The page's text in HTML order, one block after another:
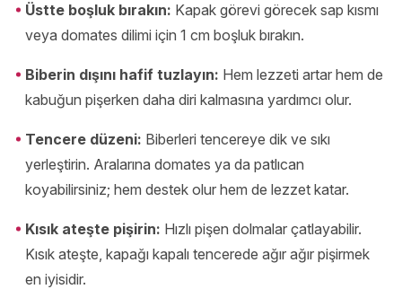
Üstte boşluk bırakın: Kapak görevi görecek sap kısmı
veya domates dilimi için 1 cm boşluk bırakın.
Biberin dışını hafif tuzlayın: Hem lezzeti artar hem de
kabuğun pişerken daha diri kalmasına yardımcı olur.
Tencere düzeni: Biberleri tencereye dik ve sıkı
yerleştirin. Aralarına domates ya da patlıcan
koyabilirsiniz; hem destek olur hem de lezzet katar.
Kısık ateşte pişirin: Hızlı pişen dolmalar çatlayabilir.
Kısık ateşte, kapağı kapalı tencerede ağır ağır pişirmek
en iyisidir.